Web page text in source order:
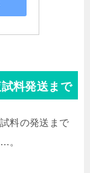
料発送まで
料の発送まで
。